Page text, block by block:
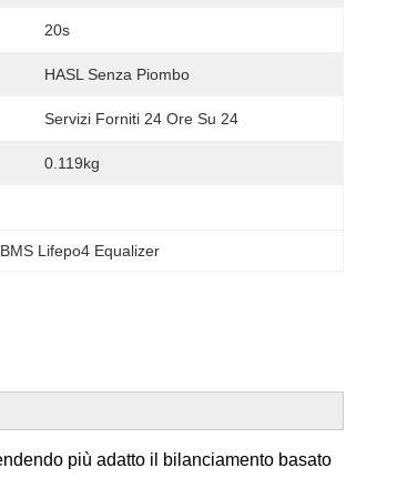
20s
HASL Senza Piombo
Servizi Forniti 24 Ore Su 24
0.119kg
BMS Lifepo4 Equalizer
più adatto il bilanciamento basato